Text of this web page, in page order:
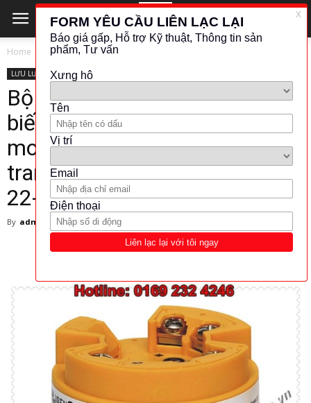
Home LƯU LƯỢNG - ĐO MỨC
LƯU LƯỢNG - ĐO MỨC
Bộ chuyển đổi tín hiệu cảm
biến nhiệt độ Aplisens – Head-
mounted temperature
transmitter type GI-22-2, GIX-
22-2 – Aplisens Việt Nam
By admin 6 April 2018